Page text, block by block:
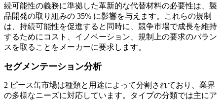
続可能性の義務に準拠した革新的な代替材料の必要性は、製
品開発の取り組みの 35% に影響を与えます。これらの規制
は、持続可能性を促進すると同時に、競争市場で成長を維持
するためにコスト、イノベーション、規制上の要求のバラン
スを取ることをメーカーに要求します。
セグメンテーション分析
2 ピース缶市場は種類と用途によって分割されており、業界
の多様なニーズに対応しています。タイプの分類では主にア